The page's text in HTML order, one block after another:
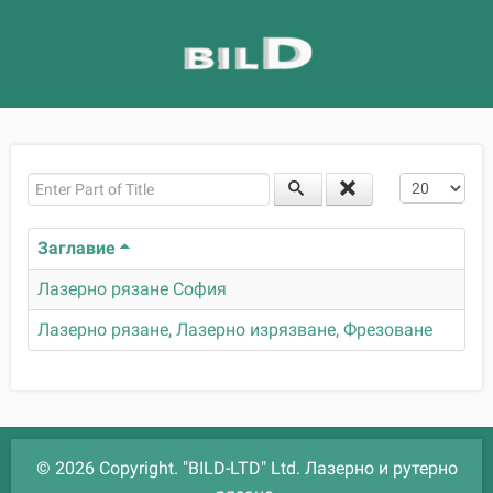
Enter Part of Title Покажи
Заглавие
Лазерно рязане София
Лазерно рязане, Лазерно изрязване, Фрезоване
© 2026 Copyright. "BILD-LTD" Ltd. Лазерно и рутерно